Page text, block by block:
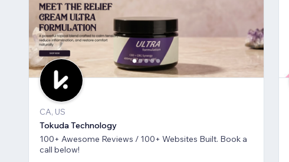
CA, US
Tokuda Technology
100+ Awesome Reviews / 100+ Websites Built. Book a
call below!